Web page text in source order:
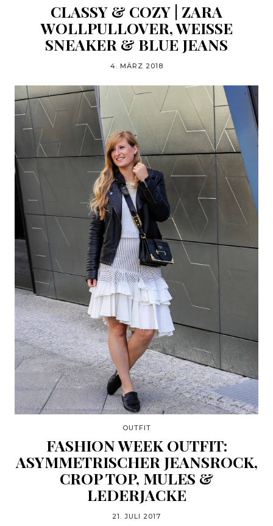
CLASSY & COZY | ZARA
WOLLPULLOVER, WEISSE S
NEAKER & BLUE JEANS
4. MÄRZ 2018
OUTFIT
FASHION WEEK OUTFIT:
ASYMMETRISCHER JEANSROCK,
CROP TOP, MULES &
LEDERJACKE
21. JULI 2017